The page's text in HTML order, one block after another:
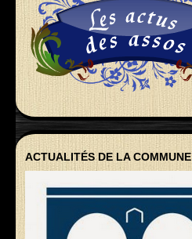
ACTUALITÉS DE LA COMMUNE